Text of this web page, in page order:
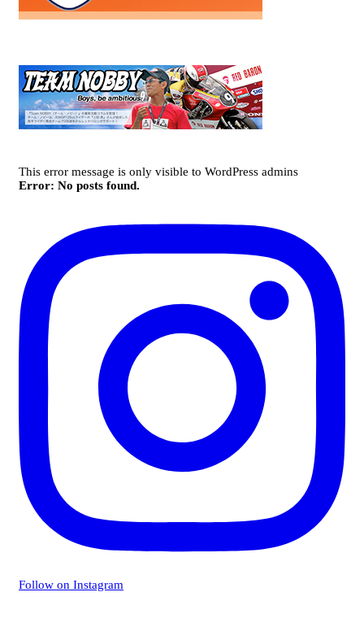
This error message is only visible to WordPress admins
Error: No posts found.
Follow on Instagram